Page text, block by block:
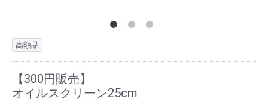
高額品
【300円販売】
オイルスクリーン25cm